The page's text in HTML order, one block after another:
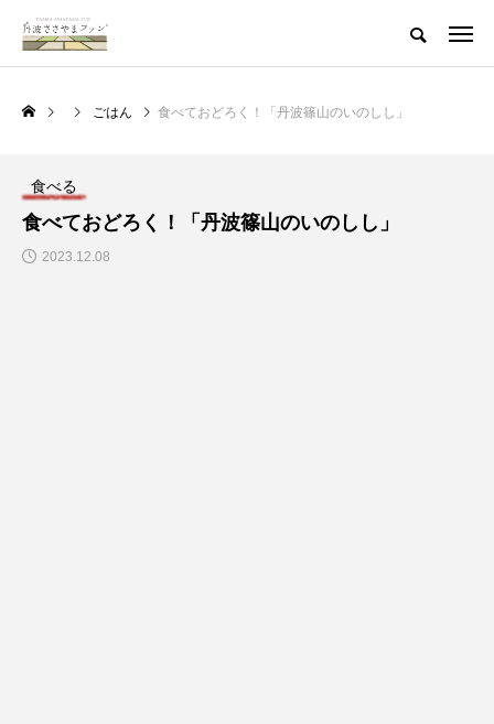
ごはん 食べておどろく！「丹波篠山のいのしし」
食べる
食べておどろく！「丹波篠山のいのしし」
2023.12.08